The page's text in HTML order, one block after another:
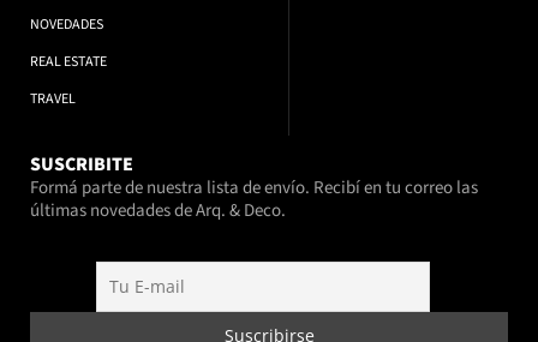
NOVEDADES
REAL ESTATE
TRAVEL
SUSCRIBITE
Formá parte de nuestra lista de envío. Recibí en tu correo las
últimas novedades de Arq. & Deco.